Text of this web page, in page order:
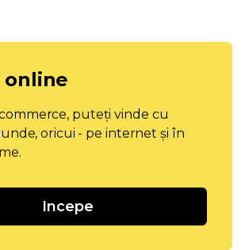
online
puteți vinde cu
oricui - pe internet și în
Incepe